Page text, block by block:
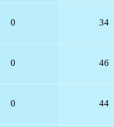
0 34
0 46
0 44